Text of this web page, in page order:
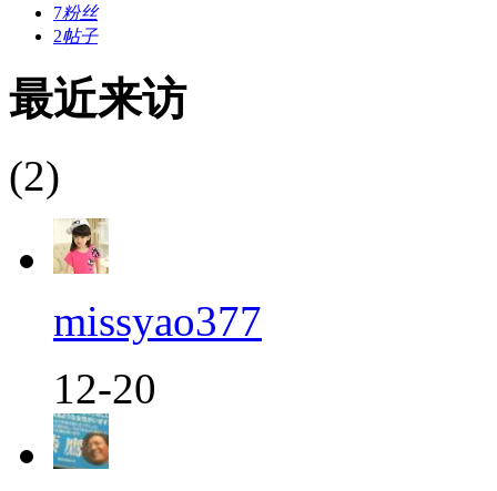
7粉丝
2帖子
最近来访
(2)
missyao377
12-20